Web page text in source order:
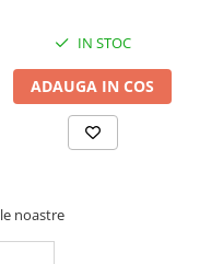
IN STOC
ADAUGA IN COS
noastre